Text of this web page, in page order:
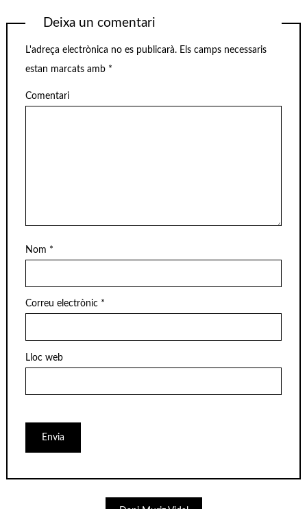
Deixa un comentari
L'adreça electrònica no es publicarà. Els camps necessaris
estan marcats amb *
Comentari
Nom *
Correu electrònic *
Lloc web